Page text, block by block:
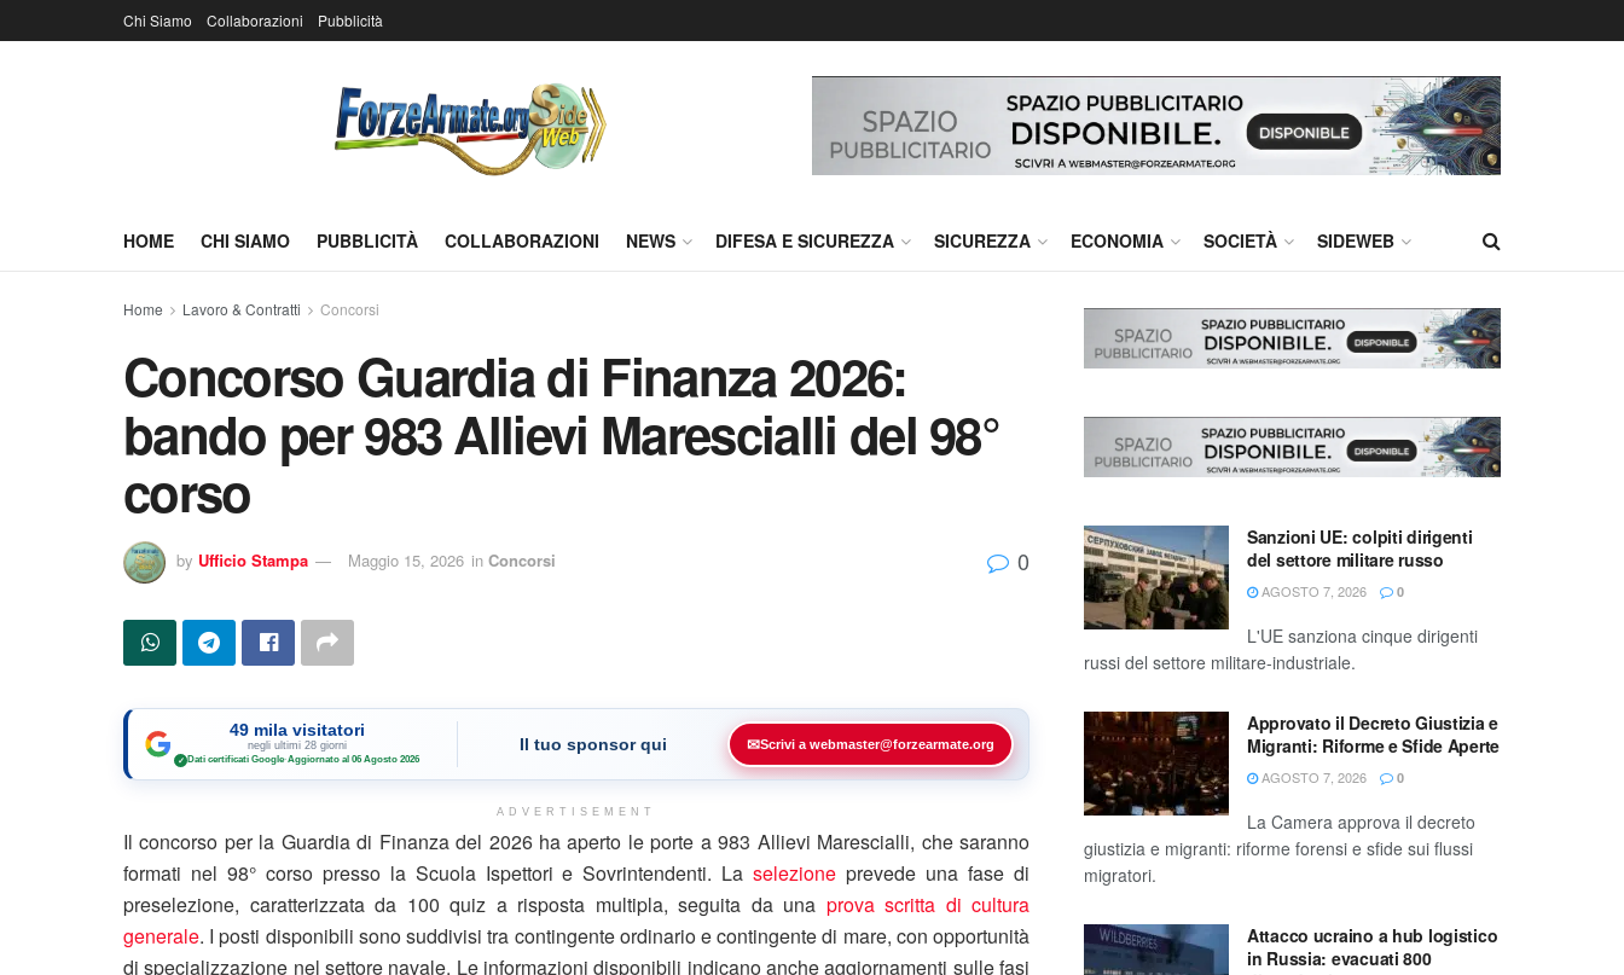
Chi Siamo Collaborazioni Pubblicità
HOME CHI SIAMO PUBBLICITÀ COLLABORAZIONI NEWS DIFESA E SICUREZZA SICUREZZA ECONOMIA SOCIETÀ SIDEWEB
Home Lavoro & Contratti Concorsi
Concorso Guardia di Finanza 2026:
bando per 983 Allievi Marescialli del 98°
corso
by Ufficio Stampa Maggio 15, 2026 in Concorsi 0
49 mila visitatori
negli ultimi 28 giorni
✓ Dati certificati Google·Aggiornato al 06 Agosto 2026
Il tuo sponsor qui ✉Scrivi a webmaster@forzearmate.org
ADVERTISEMENT
Il concorso per la Guardia di Finanza del 2026 ha aperto le porte a 983 Allievi Marescialli, che saranno
formati nel 98° corso presso la Scuola Ispettori e Sovrintendenti. Laselezione prevede una fase di
preselezione, caratterizzata da 100 quiz a risposta multipla, seguita da una prova scritta di cultura
generale. I posti disponibili sono suddivisi tra contingente ordinario e contingente di mare, con opportunità
di specializzazione nel settore navale. Le informazioni disponibili indicano anche aggiornamenti sulle fasi
Sanzioni UE: colpiti dirigenti
del settore militare russo
AGOSTO 7, 2026 0
L'UE sanziona cinque dirigenti
russi del settore militare-industriale.
Approvato il Decreto Giustizia e
Migranti: Riforme e Sfide Aperte
AGOSTO 7, 2026 0
La Camera approva il decreto
giustizia e migranti: riforme forensi e sfide sui flussi
migratori.
Attacco ucraino a hub logistico
in Russia: evacuati 800